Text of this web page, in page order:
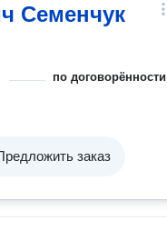
Семенчук
по договорённости
заказ